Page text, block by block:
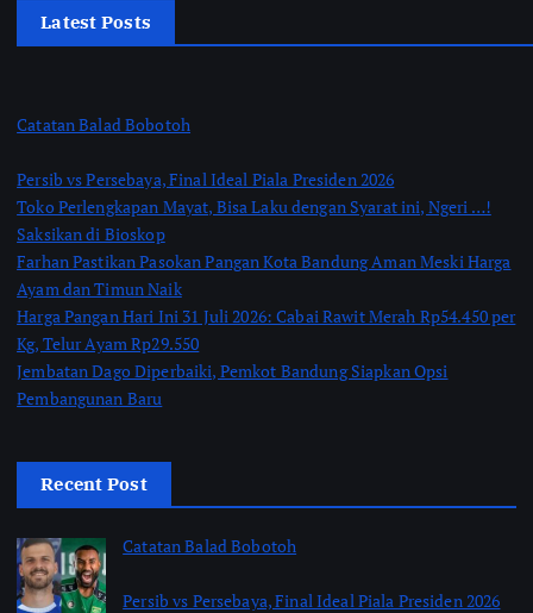
Latest Posts
Catatan Balad Bobotoh
Persib vs Persebaya, Final Ideal Piala Presiden 2026
Toko Perlengkapan Mayat, Bisa Laku dengan Syarat ini, Ngeri …!
Saksikan di Bioskop
Farhan Pastikan Pasokan Pangan Kota Bandung Aman Meski Harga
Ayam dan Timun Naik
Harga Pangan Hari Ini 31 Juli 2026: Cabai Rawit Merah Rp54.450 per
Kg, Telur Ayam Rp29.550
Jembatan Dago Diperbaiki, Pemkot Bandung Siapkan Opsi
Pembangunan Baru
Recent Post
Catatan Balad Bobotoh
Persib vs Persebaya, Final Ideal Piala Presiden 2026